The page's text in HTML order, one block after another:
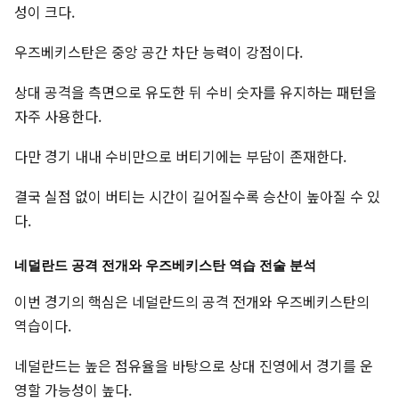
성이 크다.
우즈베키스탄은 중앙 공간 차단 능력이 강점이다.
상대 공격을 측면으로 유도한 뒤 수비 숫자를 유지하는 패턴을
자주 사용한다.
다만 경기 내내 수비만으로 버티기에는 부담이 존재한다.
결국 실점 없이 버티는 시간이 길어질수록 승산이 높아질 수 있
다.
네덜란드 공격 전개와 우즈베키스탄 역습 전술 분석
이번 경기의 핵심은 네덜란드의 공격 전개와 우즈베키스탄의
역습이다.
네덜란드는 높은 점유율을 바탕으로 상대 진영에서 경기를 운
영할 가능성이 높다.